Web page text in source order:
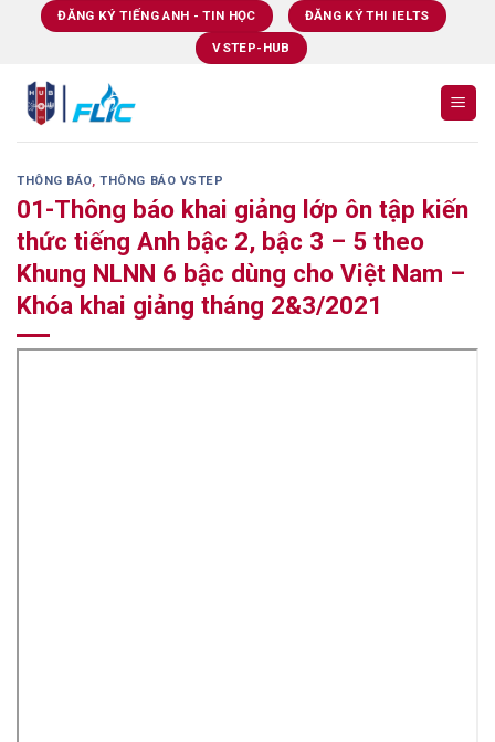
ĐĂNG KÝ TIẾNG ANH - TIN HỌC ĐĂNG KÝ THI IELTS
VSTEP-HUB
THÔNG BÁO,THÔNG BÁO VSTEP
01-Thông báo khai giảng lớp ôn tập kiến
thức tiếng Anh bậc 2, bậc 3 – 5 theo
Khung NLNN 6 bậc dùng cho Việt Nam –
Khóa khai giảng tháng 2&3/2021